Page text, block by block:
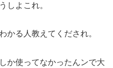
しよこれ。
かる人教えてくだされ。
か使ってなかったんンで大